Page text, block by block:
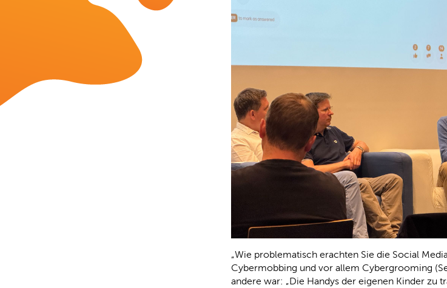
„Wie problematisch erachten Sie die Social
Cybermobbing und vor allem Cybergrooming
andere war: „Die Handys der eigenen Kinder zu